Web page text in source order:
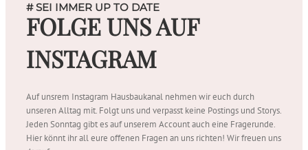
# SEI IMMER UP TO DATE
FOLGE UNS AUF
INSTAGRAM
Auf unsrem Instagram Hausbaukanal nehmen wir euch durch
unseren Alltag mit. Folgt uns und verpasst keine Postings und Storys.
Jeden Sonntag gibt es auf unserem Account auch eine Fragerunde.
Hier könnt ihr all eure offenen Fragen an uns richten! Wir freuen uns